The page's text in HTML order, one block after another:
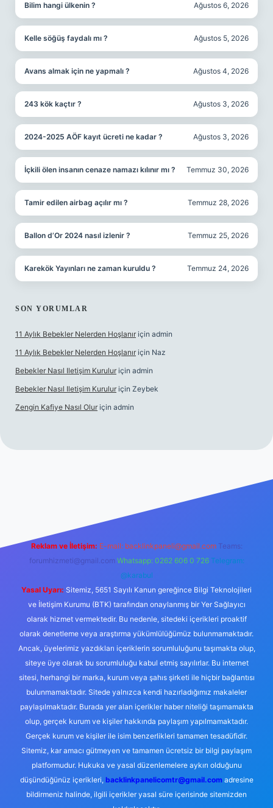
Bilim hangi ülkenin ? Ağustos 6, 2026
Kelle söğüş faydalı mı ? Ağustos 5, 2026
Avans almak için ne yapmalı ? Ağustos 4, 2026
243 kök kaçtır ? Ağustos 3, 2026
2024-2025 AÖF kayıt ücreti ne kadar ? Ağustos 3, 2026
İçkili ölen insanın cenaze namazı kılınır mı ? Temmuz 30, 2026
Tamir edilen airbag açılır mı ? Temmuz 28, 2026
Ballon d’Or 2024 nasıl izlenir ? Temmuz 25, 2026
Karekök Yayınları ne zaman kuruldu ? Temmuz 24, 2026
SON YORUMLAR
11 Aylık Bebekler Nelerden Hoşlanır için admin
11 Aylık Bebekler Nelerden Hoşlanır için Naz
Bebekler Nasıl Iletişim Kurulur için admin
Bebekler Nasıl Iletişim Kurulur için Zeybek
Zengin Kafiye Nasıl Olur için admin
betexper
Reklam ve İletişim: E-mail: backlinkpaneli@gmail.com Teams:
forumhizmeti@gmail.com Whatsapp: 0262 606 0 726 Telegram:
@karabul
Yasal Uyarı: Sitemiz, 5651 Sayılı Kanun gereğince Bilgi Teknolojileri
ve İletişim Kurumu (BTK) tarafından onaylanmış bir Yer Sağlayıcı
olarak hizmet vermektedir. Bu nedenle, sitedeki içerikleri proaktif
olarak denetleme veya araştırma yükümlülüğümüz bulunmamaktadır.
Ancak, üyelerimiz yazdıkları içeriklerin sorumluluğunu taşımakta olup,
siteye üye olarak bu sorumluluğu kabul etmiş sayılırlar. Bu internet
sitesi, herhangi bir marka, kurum veya şahıs şirketi ile hiçbir bağlantısı
bulunmamaktadır. Sitede yalnızca kendi hazırladığımız makaleler
paylaşılmaktadır. Burada yer alan içerikler haber niteliği taşımamakta
olup, gerçek kurum ve kişiler hakkında paylaşım yapılmamaktadır.
Gerçek kurum ve kişiler ile isim benzerlikleri tamamen tesadüfidir.
Sitemiz, kar amacı gütmeyen ve tamamen ücretsiz bir bilgi paylaşım
platformudur. Hukuka ve yasal düzenlemelere aykırı olduğunu
düşündüğünüz içerikleri, backlinkpanelicomtr@gmail.comadresine
bildirmeniz halinde, ilgili içerikler yasal süre içerisinde sitemizden